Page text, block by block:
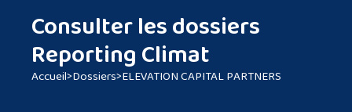
Consulter les dossiers
Reporting Climat
Accueil>Dossiers>ELEVATION CAPITAL PARTNERS